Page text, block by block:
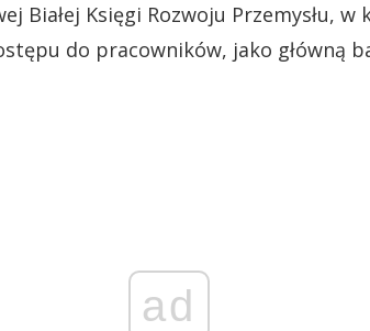
Białej Księgi Rozwoju Przemysłu,
do pracowników, jako główną
ad